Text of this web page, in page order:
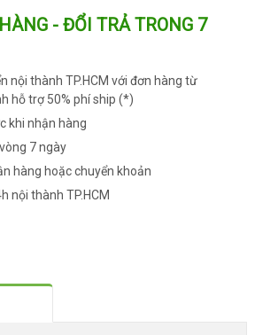
- ĐỔI TRẢ TRONG 7
nội thành TP.HCM với đơn hàng từ
hỗ trợ 50% phí ship (*)
khi nhận hàng
7 ngày
hàng hoặc chuyển khoản
nội thành TP.HCM